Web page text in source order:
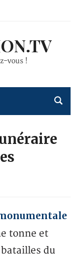
vous !
tonne et
du